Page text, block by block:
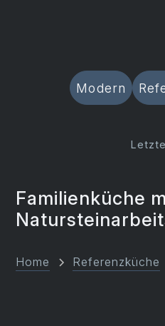
Modern
Familienküche
Home Referenzküche